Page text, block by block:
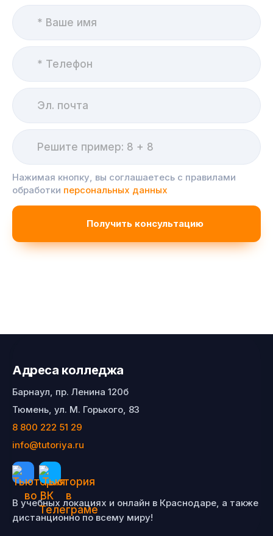
Адреса колледжа
Барнаул, пр. Ленина 120б
Тюмень, ул. М. Горького, 83
8 800 222 51 29
info@tutoriya.ru
В учебных локациях и онлайн в Краснодаре, а также
дистанционно по всему миру!
Нажимая кнопку, вы соглашаетесь с правилами
обработки персональных данных